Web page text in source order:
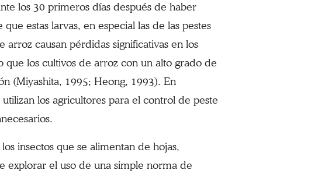
los 30 primeros días después de haber
estas larvas, en especial las de las pestes
arroz causan pérdidas significativas en los
que los cultivos de arroz con un alto grado de
(Miyashita, 1995; Heong, 1993). En
los agricultores para el control de peste
insectos que se alimentan de hojas,
explorar el uso de una simple norma de